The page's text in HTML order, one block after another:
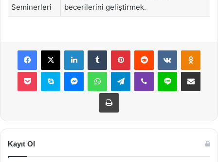
Seminerleri
becerilerini geliştirmek.
Facebook
X LinkedInTumblr PinterestReddit VKontakte
Pocket Skype MessengerWhatsAppTelegramViber Line E-Posta ile
Yazdır
Kayıt Ol